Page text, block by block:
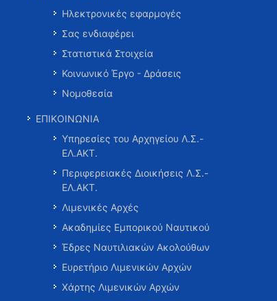
Ηλεκτρονικές εφαρμογές
Σας ενδιαφέρει
Στατιστικά Στοιχεία
Κοινωνικό Έργο - Δράσεις
Νομοθεσία
ΕΠΙΚΟΙΝΩΝΙΑ
Υπηρεσίες του Αρχηγείου Λ.Σ.-
ΕΛ.ΑΚΤ.
Περιφερειακές Διοικήσεις Λ.Σ.-
ΕΛ.ΑΚΤ.
Λιμενικές Αρχές
Ακαδημίες Εμπορικού Ναυτικού
Έδρες Ναυτιλιακών Ακολούθων
Ευρετήριο Λιμενικών Αρχών
Χάρτης Λιμενικών Αρχών